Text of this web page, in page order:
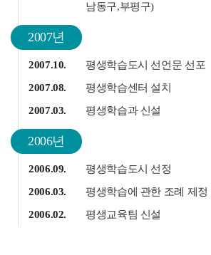
남동구,부평구)
2007년
2007.10.
평생학습도시 선언문 선포
2007.08.
평생학습센터 설치
2007.03.
평생학습과 신설
2006년
2006.09.
평생학습도시 선정
2006.03.
평생학습에 관한 조례 제정
2006.02.
평생교육팀 신설